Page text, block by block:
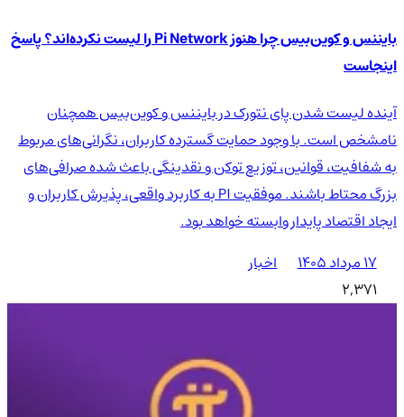
بایننس و کوین‌بیس چرا هنوز Pi Network را لیست نکرده‌اند؟ پاسخ
اینجاست
آینده لیست شدن پای نتورک در بایننس و کوین‌بیس همچنان
نامشخص است. با وجود حمایت گسترده کاربران، نگرانی‌های مربوط
به شفافیت، قوانین، توزیع توکن و نقدینگی باعث شده صرافی‌های
بزرگ محتاط باشند. موفقیت PI به کاربرد واقعی، پذیرش کاربران و
ایجاد اقتصاد پایدار وابسته خواهد بود.
۱۷ مرداد ۱۴۰۵
اخبار
2,371